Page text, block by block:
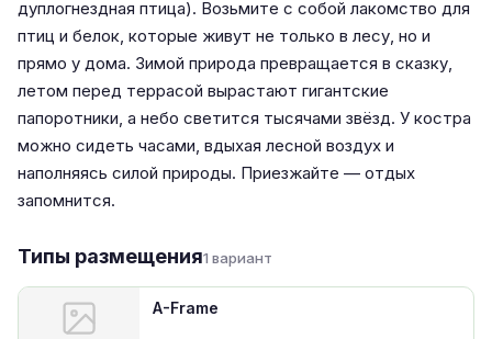
дуплогнездная птица). Возьмите с собой лакомство для
птиц и белок, которые живут не только в лесу, но и
прямо у дома. Зимой природа превращается в сказку,
летом перед террасой вырастают гигантские
папоротники, а небо светится тысячами звёзд. У костра
можно сидеть часами, вдыхая лесной воздух и
наполняясь силой природы. Приезжайте — отдых
запомнится.
Типы размещения1 вариант
A-Frame